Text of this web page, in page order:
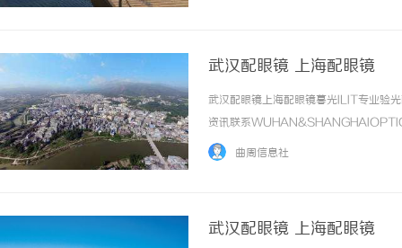
武汉配眼镜 上海配眼镜
武汉配眼镜上海配眼镜暮光ILIT专业验
资讯联系
品牌，现于武汉与上海设有4家门店。
曲周信息社
武汉配眼镜 上海配眼镜
国际品牌的“中国主场”：北京商标律师在跨
境维权中的战略支点
770PF-200纯树脂
应用